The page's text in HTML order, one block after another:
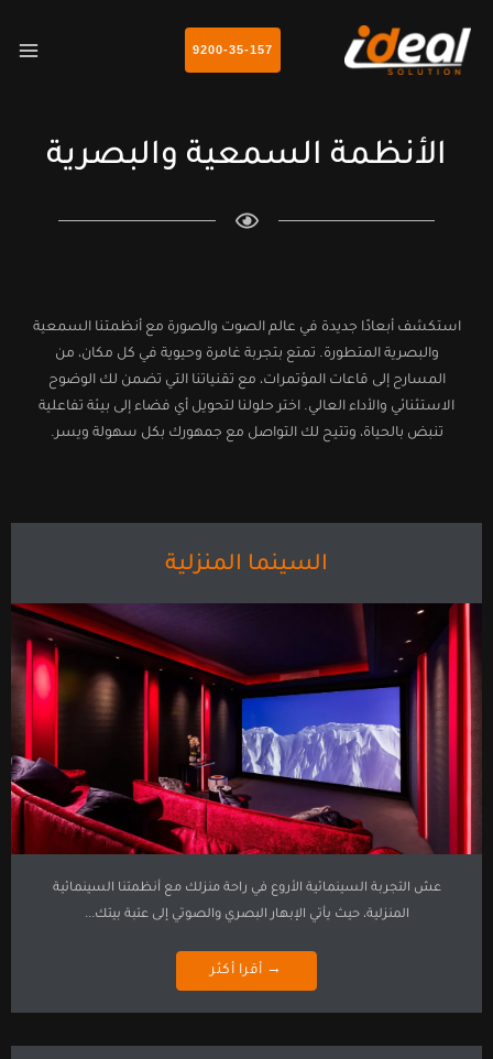
المحتوى
9200-35-157
الأنظمة السمعية والبصرية
استكشف أبعادًا جديدة في عالم الصوت والصورة مع أنظمتنا السمعية
والبصرية المتطورة. تمتع بتجربة غامرة وحيوية في كل مكان، من
المسارح إلى قاعات المؤتمرات، مع تقنياتنا التي تضمن لك الوضوح
الاستثنائي والأداء العالي. اختر حلولنا لتحويل أي فضاء إلى بيئة تفاعلية
تنبض بالحياة، وتتيح لك التواصل مع جمهورك بكل سهولة ويسر.
السينما المنزلية
عش التجربة السينمائية الأروع في راحة منزلك مع أنظمتنا السينمائية
المنزلية، حيث يأتي الإبهار البصري والصوتي إلى عتبة بيتك...
→ أقرا أكثر